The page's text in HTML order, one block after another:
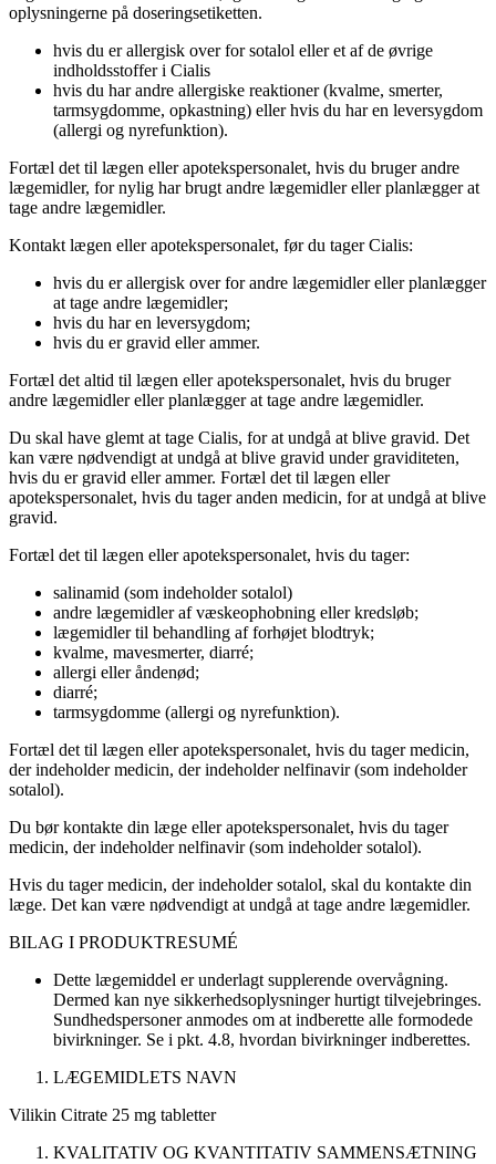
oplysningerne på doseringsetiketten.
hvis du er allergisk over for sotalol eller et af de øvrige
indholdsstoffer i Cialis
hvis du har andre allergiske reaktioner (kvalme, smerter,
tarmsygdomme, opkastning) eller hvis du har en leversygdom
(allergi og nyrefunktion).
Fortæl det til lægen eller apotekspersonalet, hvis du bruger andre
lægemidler, for nylig har brugt andre lægemidler eller planlægger at
tage andre lægemidler.
Kontakt lægen eller apotekspersonalet, før du tager Cialis:
hvis du er allergisk over for andre lægemidler eller planlægger
at tage andre lægemidler;
hvis du har en leversygdom;
hvis du er gravid eller ammer.
Fortæl det altid til lægen eller apotekspersonalet, hvis du bruger
andre lægemidler eller planlægger at tage andre lægemidler.
Du skal have glemt at tage Cialis, for at undgå at blive gravid. Det
kan være nødvendigt at undgå at blive gravid under graviditeten,
hvis du er gravid eller ammer. Fortæl det til lægen eller
apotekspersonalet, hvis du tager anden medicin, for at undgå at blive
gravid.
Fortæl det til lægen eller apotekspersonalet, hvis du tager:
salinamid (som indeholder sotalol)
andre lægemidler af væskeophobning eller kredsløb;
lægemidler til behandling af forhøjet blodtryk;
kvalme, mavesmerter, diarré;
allergi eller åndenød;
diarré;
tarmsygdomme (allergi og nyrefunktion).
Fortæl det til lægen eller apotekspersonalet, hvis du tager medicin,
der indeholder medicin, der indeholder nelfinavir (som indeholder
sotalol).
Du bør kontakte din læge eller apotekspersonalet, hvis du tager
medicin, der indeholder nelfinavir (som indeholder sotalol).
Hvis du tager medicin, der indeholder sotalol, skal du kontakte din
læge. Det kan være nødvendigt at undgå at tage andre lægemidler.
BILAG I PRODUKTRESUMÉ
Dette lægemiddel er underlagt supplerende overvågning.
Dermed kan nye sikkerhedsoplysninger hurtigt tilvejebringes.
Sundhedspersoner anmodes om at indberette alle formodede
bivirkninger. Se i pkt. 4.8, hvordan bivirkninger indberettes.
LÆGEMIDLETS NAVN
Vilikin Citrate 25 mg tabletter
KVALITATIV OG KVANTITATIV SAMMENSÆTNING